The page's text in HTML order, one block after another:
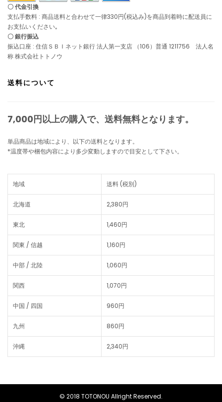
〇 代金引換
支払手数料 : 商品送料と合わせて一律330円(税込み)を商品到着時に配送員に
お支払いください｡
〇 銀行振込
振込口座 : 住信ＳＢＩネット銀行 法人第一支店 （106）普通 1211756 法人名
称 株式会社トトノウ
送料について
7,000円以上の購入で、 送料無料となります。
単品商品は地域により、以下の送料となります。
*温度帯や梱包内容により多少変動しますので目安として下さい。
地域 送料 (税別)
北海道 2,380円
東北 1,460円
関東 / 信越 1,160円
中部 / 北陸 1,060円
関西 1,070円
中国 / 四国 960円
九州 860円
沖縄 2,340円
© 2018 TOTONOU Allright Reserved.